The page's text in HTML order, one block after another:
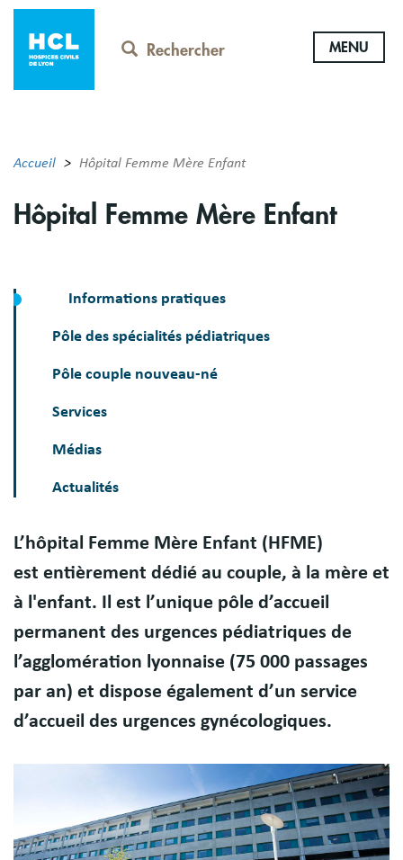
Aller
contenu
principal
Rechercher MENU
Accueil Hôpital Femme Mère Enfant
Hôpital Femme Mère Enfant
Informations pratiques
Pôle des spécialités pédiatriques
Pôle couple nouveau-né
Services
Médias
Actualités
L’hôpital Femme Mère Enfant (HFME)
est entièrement dédié au couple, à la mère et
à l'enfant. Il est l’unique pôle d’accueil
permanent des urgences pédiatriques de
l’agglomération lyonnaise (75 000 passages
par an) et dispose également d’un service
d’accueil des urgences gynécologiques.